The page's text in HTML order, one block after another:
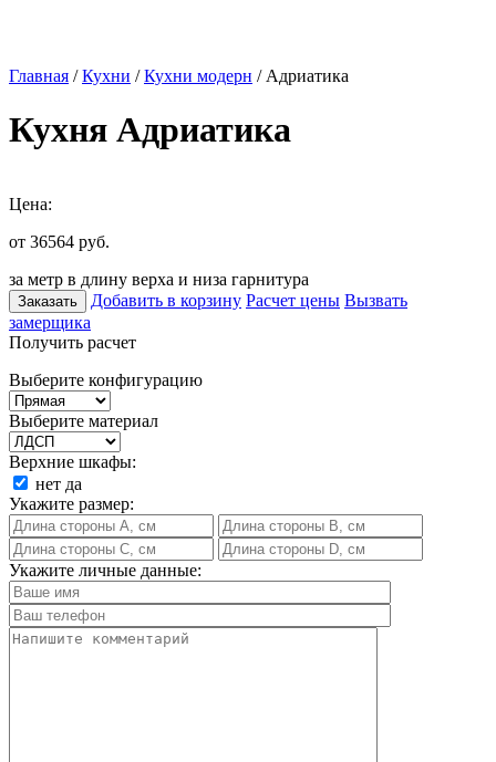
Главная /Кухни /Кухни модерн / Адриатика
Кухня Адриатика
Цена:
от 36564 руб.
за метр в длину верха и низа гарнитура
Заказать Добавить в корзину Расчет цены Вызвать
замерщика
Получить расчет
Выберите конфигурацию
Выберите материал
Верхние шкафы:
нет да
Укажите размер:
Укажите личные данные: